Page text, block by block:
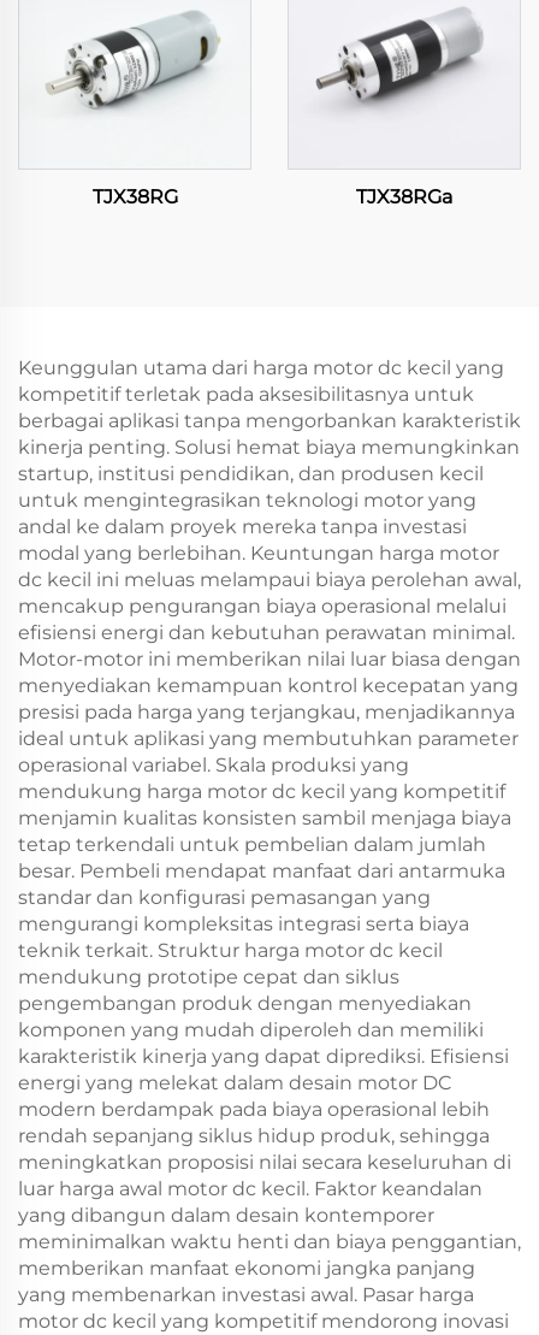
TJX38RG TJX38RGa
Keunggulan utama dari harga motor dc kecil yang
kompetitif terletak pada aksesibilitasnya untuk
berbagai aplikasi tanpa mengorbankan karakteristik
kinerja penting. Solusi hemat biaya memungkinkan
startup, institusi pendidikan, dan produsen kecil
untuk mengintegrasikan teknologi motor yang
andal ke dalam proyek mereka tanpa investasi
modal yang berlebihan. Keuntungan harga motor
dc kecil ini meluas melampaui biaya perolehan awal,
mencakup pengurangan biaya operasional melalui
efisiensi energi dan kebutuhan perawatan minimal.
Motor-motor ini memberikan nilai luar biasa dengan
menyediakan kemampuan kontrol kecepatan yang
presisi pada harga yang terjangkau, menjadikannya
ideal untuk aplikasi yang membutuhkan parameter
operasional variabel. Skala produksi yang
mendukung harga motor dc kecil yang kompetitif
menjamin kualitas konsisten sambil menjaga biaya
tetap terkendali untuk pembelian dalam jumlah
besar. Pembeli mendapat manfaat dari antarmuka
standar dan konfigurasi pemasangan yang
mengurangi kompleksitas integrasi serta biaya
teknik terkait. Struktur harga motor dc kecil
mendukung prototipe cepat dan siklus
pengembangan produk dengan menyediakan
komponen yang mudah diperoleh dan memiliki
karakteristik kinerja yang dapat diprediksi. Efisiensi
energi yang melekat dalam desain motor DC
modern berdampak pada biaya operasional lebih
rendah sepanjang siklus hidup produk, sehingga
meningkatkan proposisi nilai secara keseluruhan di
luar harga awal motor dc kecil. Faktor keandalan
yang dibangun dalam desain kontemporer
meminimalkan waktu henti dan biaya penggantian,
memberikan manfaat ekonomi jangka panjang
yang membenarkan investasi awal. Pasar harga
motor dc kecil yang kompetitif mendorong inovasi